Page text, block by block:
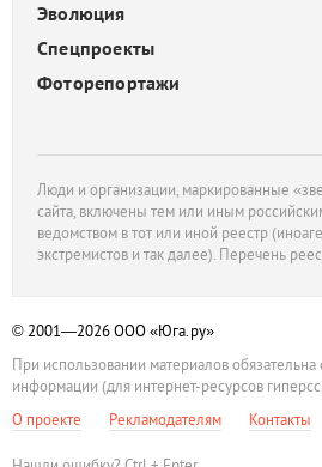
Эволюция
Спецпроекты
Фоторепортажи
Люди и организации, маркированные
сайта, включены тем или иным
ведомством в тот или иной реестр
экстремистов и так далее). Перечень
© 2001—2026ООО «Юга.ру»
При использовании материалов обязательна
информации (для интернет-ресурсов
О проекте
Рекламодателям Контакты